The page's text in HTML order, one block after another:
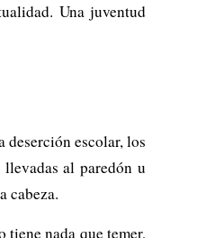
Una juventud
deserción escolar, los
al paredón u
cabeza.
nada que temer,